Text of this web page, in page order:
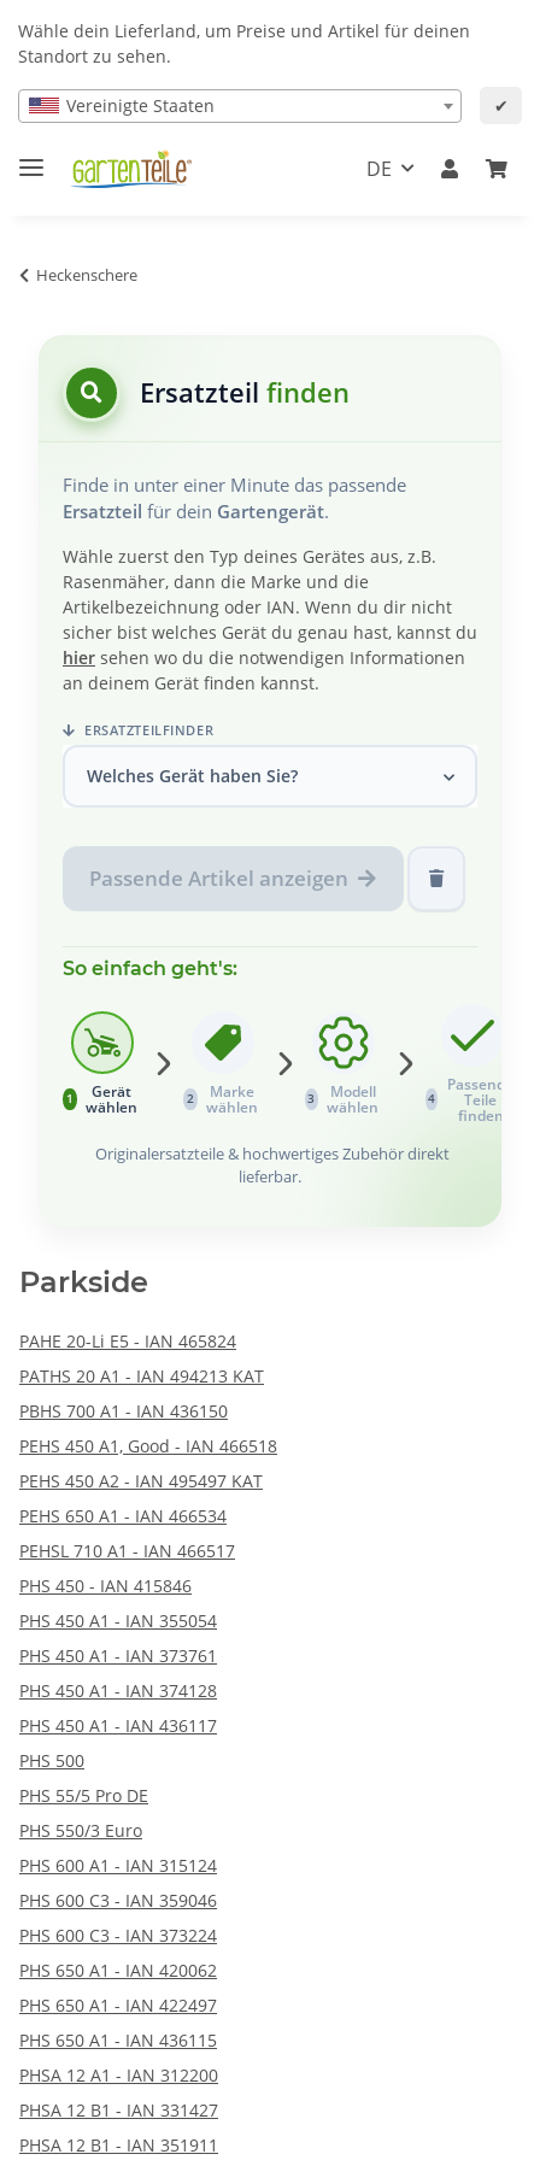
Wähle dein Lieferland, um Preise und Artikel für deinen
Standort zu sehen.
Vereinigte Staaten ✔
DE
Heckenschere
Ersatzteil finden
Finde in unter einer Minute das passende
Ersatzteil für dein Gartengerät.
Wähle zuerst den Typ deines Gerätes aus, z.B.
Rasenmäher, dann die Marke und die
Artikelbezeichnung oder IAN. Wenn du dir nicht
sicher bist welches Gerät du genau hast, kannst du
hier sehen wo du die notwendigen Informationen
an deinem Gerät finden kannst.
ERSATZTEILFINDER
Welches Gerät haben Sie?
Passende Artikel anzeigen
So einfach geht's:
1
Gerät
wählen
2
Marke
wählen
3
Modell
wählen
4
Passende
Teile
finden
Originalersatzteile & hochwertiges Zubehör direkt
lieferbar.
Parkside
PAHE 20-Li E5 - IAN 465824
PATHS 20 A1 - IAN 494213 KAT
PBHS 700 A1 - IAN 436150
PEHS 450 A1, Good - IAN 466518
PEHS 450 A2 - IAN 495497 KAT
PEHS 650 A1 - IAN 466534
PEHSL 710 A1 - IAN 466517
PHS 450 - IAN 415846
PHS 450 A1 - IAN 355054
PHS 450 A1 - IAN 373761
PHS 450 A1 - IAN 374128
PHS 450 A1 - IAN 436117
PHS 500
PHS 55/5 Pro DE
PHS 550/3 Euro
PHS 600 A1 - IAN 315124
PHS 600 C3 - IAN 359046
PHS 600 C3 - IAN 373224
PHS 650 A1 - IAN 420062
PHS 650 A1 - IAN 422497
PHS 650 A1 - IAN 436115
PHSA 12 A1 - IAN 312200
PHSA 12 B1 - IAN 331427
PHSA 12 B1 - IAN 351911